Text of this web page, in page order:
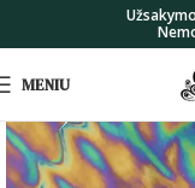
MENIU